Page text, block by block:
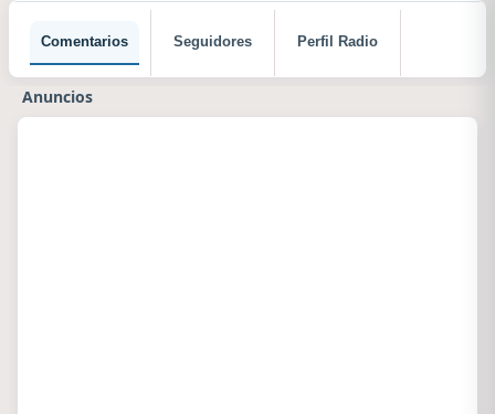
Comentarios Seguidores Perfil Radio
Anuncios